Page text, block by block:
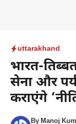
uttarakhand
भारत-
सेना और
कराएंगे
ByManoj